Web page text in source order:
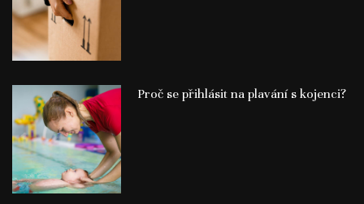
Proč se přihlásit na plavání s kojenci?